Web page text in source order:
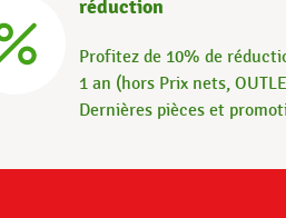
réduction
Profitez de 10% de
1 an (hors Prix nets,
Dernières pièces et